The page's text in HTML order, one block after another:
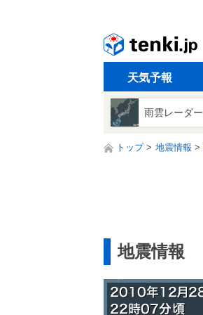
天気予報
雨雲レーダー
トップ 地震情報
地震情報